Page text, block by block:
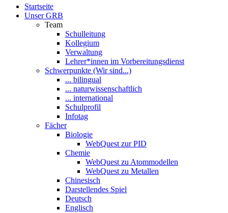
Startseite
Unser GRB
Team
Schulleitung
Kollegium
Verwaltung
Lehrer*innen im Vorbereitungsdienst
Schwerpunkte (Wir sind...)
... bilingual
... naturwissenschaftlich
... international
Schulprofil
Infotag
Fächer
Biologie
WebQuest zur PID
Chemie
WebQuest zu Atommodellen
WebQuest zu Metallen
Chinesisch
Darstellendes Spiel
Deutsch
Englisch